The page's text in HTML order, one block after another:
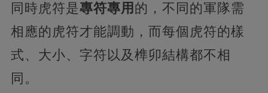
同時虎符是專符專用 的，不同的軍隊需
相應的虎符才能調動，而每個虎符的樣
式、大小、字符以及榫卯結構都不相
同。